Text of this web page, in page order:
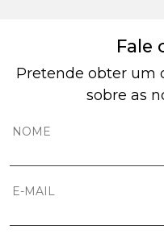
Fale
Pretende obter um
sobre as